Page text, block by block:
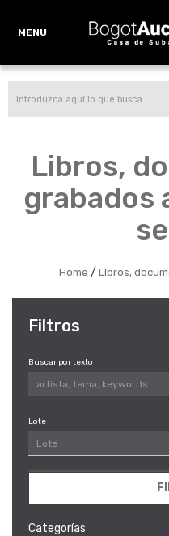
MENU
Libros,
grabados
Home / Libros,
Filtros
Buscar por texto
Lote
Categorías